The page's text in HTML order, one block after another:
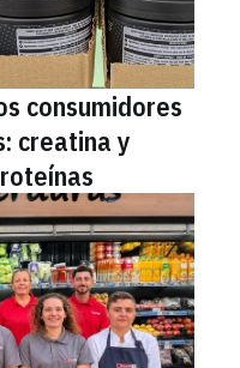
consumidores
creatina y